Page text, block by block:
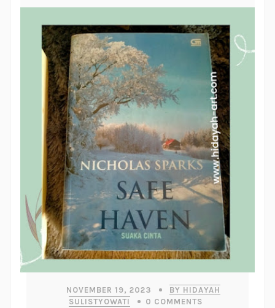
NOVEMBER 19, 2023
BY HIDAYAH
SULISTYOWATI
0 COMMENTS